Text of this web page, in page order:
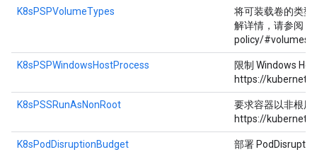
K8sPSPVolumeTypes
将可装载卷的类型
解详情，请参阅
policy/#volumes-
K8sPSPWindowsHostProcess
限制 Windows
https://
K8sPSSRunAsNonRoot
要求容器以非根用
https://
K8sPodDisruptionBudget
部署